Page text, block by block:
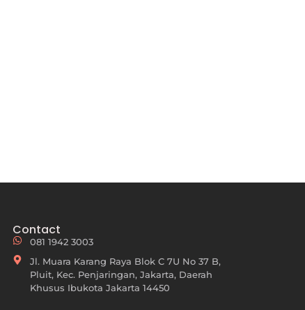
Contact
081 1942 3003
Jl. Muara Karang Raya Blok C 7U No 37 B,
Pluit, Kec. Penjaringan, Jakarta, Daerah
Khusus Ibukota Jakarta 14450